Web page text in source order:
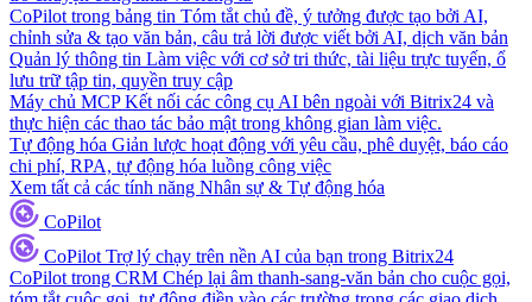
CoPilot trong bảng tin Tóm tắt chủ đề, ý tưởng được tạo bởi AI,
chỉnh sửa & tạo văn bản, câu trả lời được viết bởi AI, dịch văn bản
Quản lý thông tin Làm việc với cơ sở tri thức, tài liệu trực tuyến, ổ
lưu trữ tập tin, quyền truy cập
Máy chủ MCP Kết nối các công cụ AI bên ngoài với Bitrix24 và
thực hiện các thao tác bảo mật trong không gian làm việc.
Tự động hóa Giản lược hoạt động với yêu cầu, phê duyệt, báo cáo
chi phí, RPA, tự động hóa luồng công việc
Xem tất cả các tính năng Nhân sự & Tự động hóa
CoPilot
CoPilot Trợ lý chạy trên nền AI của bạn trong Bitrix24
CoPilot trong CRM Chép lại âm thanh-sang-văn bản cho cuộc gọi,